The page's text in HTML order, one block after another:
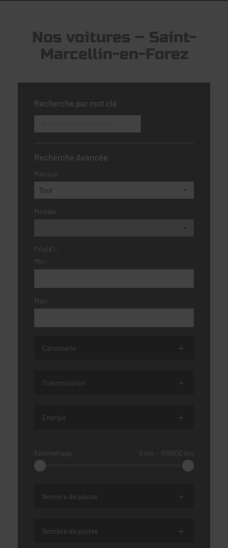
Nos voitures – Saint-
Marcellin-en-Forez
Recherche par mot clé
Recherche Avancée
Marque
Modèle
Prix(€) :
Min:
Max:
Carosserie
Transmission
Énergie
Kilometrage 0 km ‐ 109000 km
Nombre de places
Nombre de portes